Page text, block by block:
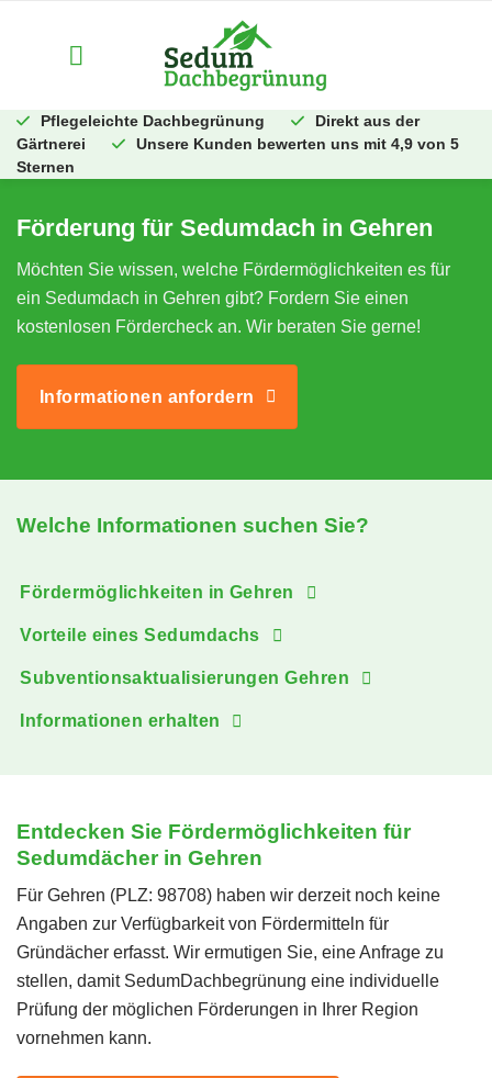
Pflegeleichte Dachbegrünung
Direkt aus der
Gärtnerei
Unsere Kunden bewerten uns mit 4,9 von 5
Sternen
Förderung für Sedumdach in Gehren
Möchten Sie wissen, welche Fördermöglichkeiten es für
ein Sedumdach in Gehren gibt? Fordern Sie einen
kostenlosen Fördercheck an. Wir beraten Sie gerne!
Informationen anfordern
Welche Informationen suchen Sie?
Fördermöglichkeiten in Gehren
Vorteile eines Sedumdachs
Subventionsaktualisierungen Gehren
Informationen erhalten
Entdecken Sie Fördermöglichkeiten für
Sedumdächer in Gehren
Für Gehren (PLZ: 98708) haben wir derzeit noch keine
Angaben zur Verfügbarkeit von Fördermitteln für
Gründächer erfasst. Wir ermutigen Sie, eine Anfrage zu
stellen, damit SedumDachbegrünung eine individuelle
Prüfung der möglichen Förderungen in Ihrer Region
vornehmen kann.